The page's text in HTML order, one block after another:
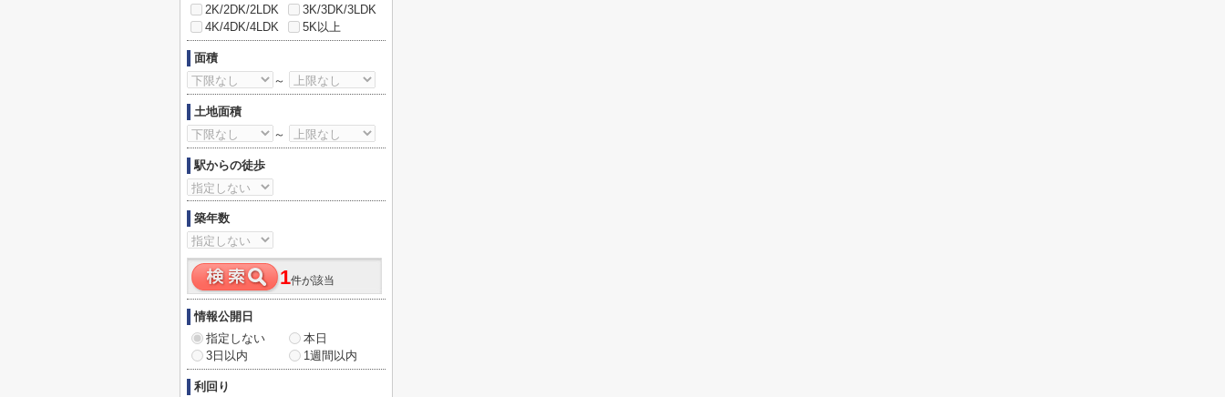
2K/2DK/2LDK
3K/3DK/3LDK
4K/4DK/4LDK
5K以上
面積
～
土地面積
～
駅からの徒歩
築年数
1件が該当
情報公開日
指定しない
本日
3日以内
1週間以内
利回り